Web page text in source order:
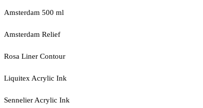
Amsterdam 500 ml
Amsterdam Relief
Rosa Liner Contour
Liquitex Acrylic Ink
Sennelier Acrylic Ink